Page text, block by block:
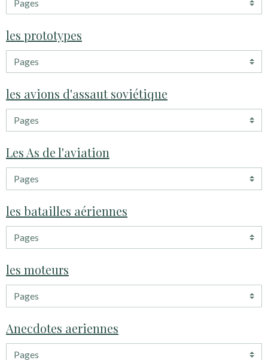
les prototypes
les avions d'assaut soviétique
Les As de l'aviation
les batailles aériennes
les moteurs
Anecdotes aeriennes